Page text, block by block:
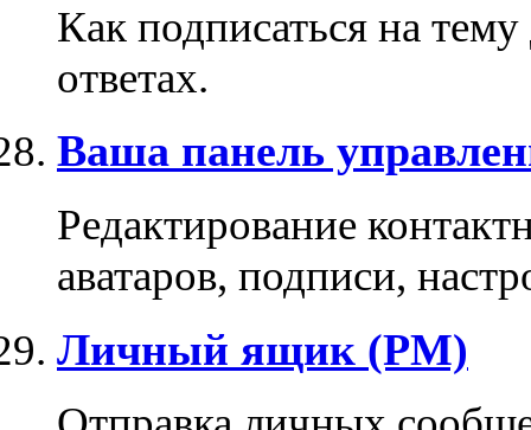
Как подписаться на
ответах.
Ваша панель
Редактирование
аватаров, подписи,
Личный ящик (PM)